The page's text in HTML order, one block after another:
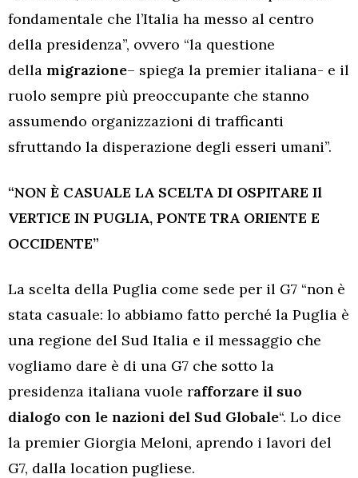
fondamentale che l’Italia ha messo al centro
della presidenza”, ovvero “la questione
della migrazione– spiega la premier italiana- e il
ruolo sempre più preoccupante che stanno
assumendo organizzazioni di trafficanti
sfruttando la disperazione degli esseri umani”.
“NON È CASUALE LA SCELTA DI OSPITARE Il
VERTICE IN PUGLIA, PONTE TRA ORIENTE E
OCCIDENTE”
La scelta della Puglia come sede per il G7 “non è
stata casuale: lo abbiamo fatto perché la Puglia è
una regione del Sud Italia e il messaggio che
vogliamo dare è di una G7 che sotto la
presidenza italiana vuole rafforzare il suo
dialogo con le nazioni del Sud Globale“. Lo dice
la premier Giorgia Meloni, aprendo i lavori del
G7, dalla location pugliese.